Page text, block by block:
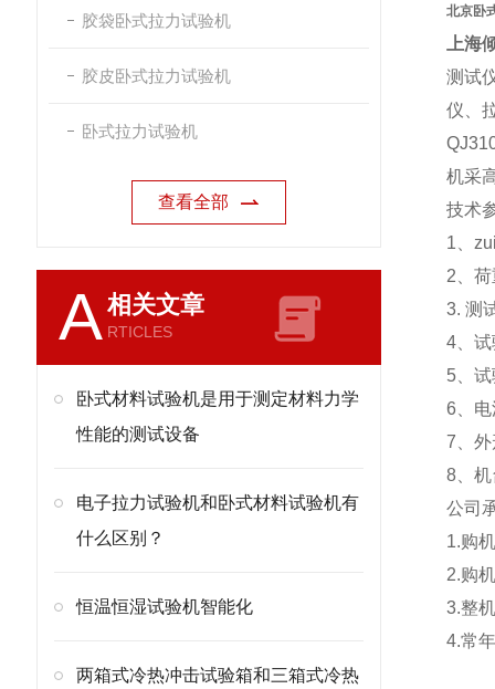
胶袋卧式拉力试验机
胶皮卧式拉力试验机
卧式拉力试验机
查看全部
A相关文章
RTICLES
卧式材料试验机是用于测定材料力学
性能的测试设备
电子拉力试验机和卧式材料试验机有
什么区别？
恒温恒湿试验机智能化
两箱式冷热冲击试验箱和三箱式冷热
北京卧
上海
测试
仪、
机采
技术
1、
2、
3. 测
4、
5、
6、
7、
8、
公司
1.购
2.购
3.整
4.常